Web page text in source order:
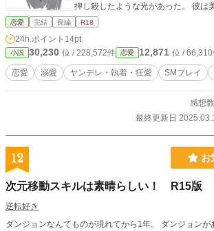
押し殺したような光があった。 彼は美優を甘やかし、包み込
む。 彼は美優を支え、導く。 そし
れながら進む物語。 エブリスタ様、カクヨム様、ムーンライ
トノベルズ様でも同名義で遅れて掲載して
つ楔のイメージソング「運命の楔」
ります。 壱弥視点で作られた楽曲で
恋愛 完結 長編 R18
24h.ポイント 14pt
小説 30,230 位 / 228,572件 恋愛 12,871 位 /
恋愛 溺愛 ヤンデレ・執着・狂愛 SMプレイ
感想
最終更新日
12 お
次元移動スキルは素晴らしい！ R15版
逆転好き
ダンジョンなんてものが現れてから1年。 ダンジョンが